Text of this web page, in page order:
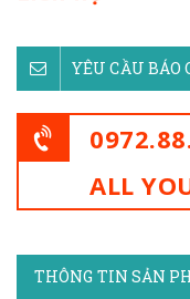
YÊU CẦU BÁO
ALL
THÔNG TIN SẢN